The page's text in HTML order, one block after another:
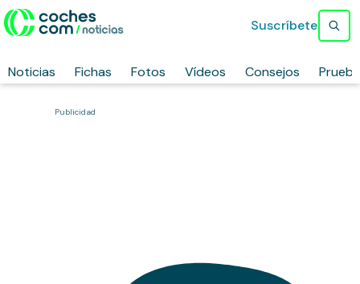
Noticias Fichas Fotos Vídeos Consejos
Suscríbete
Publicidad